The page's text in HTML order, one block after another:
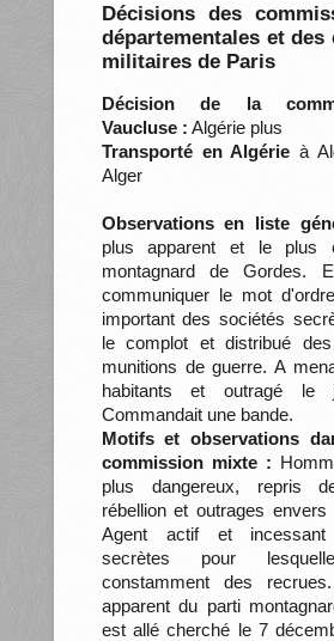
Décisions des
départementales et
militaires de Paris
Décision de la
Vaucluse : Algérie plus
Transporté en Algérie à
Alger
Observations en liste
plus apparent et le plus
montagnard de Gordes.
communiquer le mot
important des sociétés
le complot et distribué
munitions de guerre. A
habitants et outragé le
Commandait une bande.
Motifs et observations
commission mixte :
plus dangereux, repris
rébellion et outrages envers
Agent actif et
secrètes pour
constamment des
apparent du parti
est allé cherché le 7